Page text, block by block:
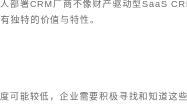
部署CRM厂商不像财产驱动型SaaS
独特的价值与特性。
可能较低，企业需要积极寻找和知道这些